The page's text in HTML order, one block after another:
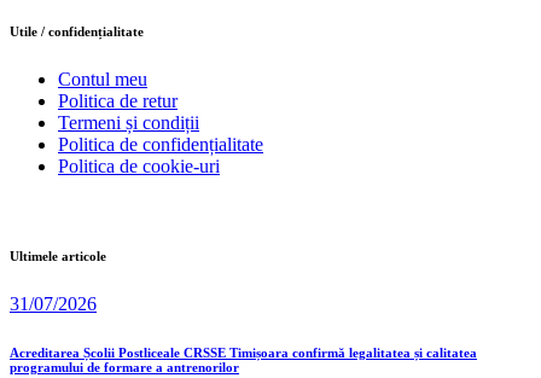
Utile / confidențialitate
Contul meu
Politica de retur
Termeni și condiții
Politica de confidențialitate
Politica de cookie-uri
Ultimele articole
31/07/2026
Acreditarea Școlii Postliceale CRSSE Timișoara confirmă legalitatea și calitatea
programului de formare a antrenorilor